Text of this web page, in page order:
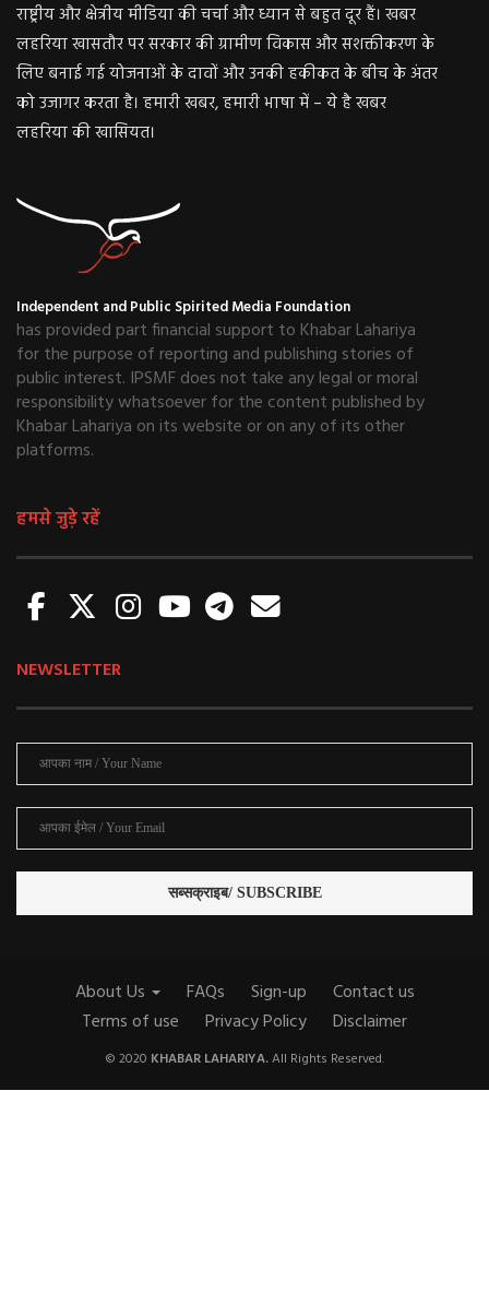
राष्ट्रीय और क्षेत्रीय मीडिया की चर्चा और ध्यान से बहुत दूर हैं। खबर
लहरिया खासतौर पर सरकार की ग्रामीण विकास और सशक्तीकरण के
लिए बनाई गई योजनाओं के दावों और उनकी हकीकत के बीच के अंतर
को उजागर करता है। हमारी खबर, हमारी भाषा में – ये है खबर
लहरिया की खासियत।
Independent and Public Spirited Media Foundation
has provided part financial support to Khabar Lahariya
for the purpose of reporting and publishing stories of
public interest. IPSMF does not take any legal or moral
responsibility whatsoever for the content published by
Khabar Lahariya on its website or on any of its other
platforms.
हमसे जुड़े रहें
NEWSLETTER
About Us FAQs Sign-up
Contact us
Terms of use
Privacy Policy Disclaimer
© 2020 KHABAR LAHARIYA.All Rights Reserved.